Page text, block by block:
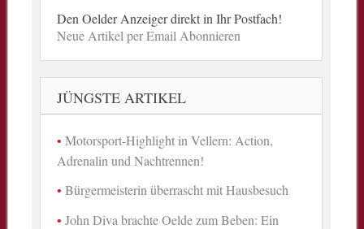
Den Oelder Anzeiger direkt in Ihr Postfach!
Neue Artikel per Email Abonnieren
JÜNGSTE ARTIKEL
Motorsport-Highlight in Vellern: Action,
Adrenalin und Nachtrennen!
Bürgermeisterin überrascht mit Hausbesuch
John Diva brachte Oelde zum Beben: Ein